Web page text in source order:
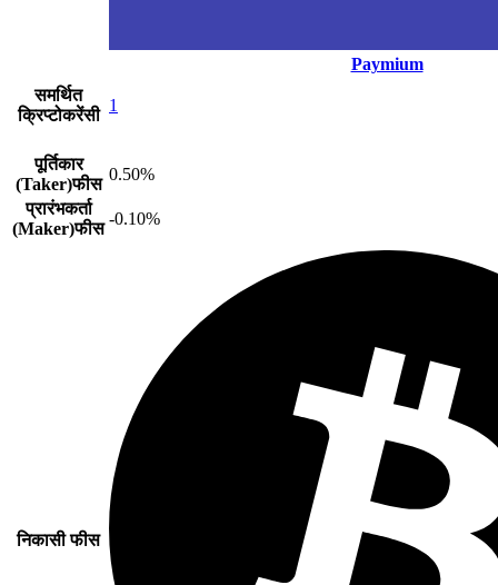
Paymium
समर्थित
क्रिप्टोकरेंसी
1
पूर्तिकार
(Taker)फीस
0.50%
प्रारंभकर्ता
(Maker)फीस
-0.10%
निकासी फीस